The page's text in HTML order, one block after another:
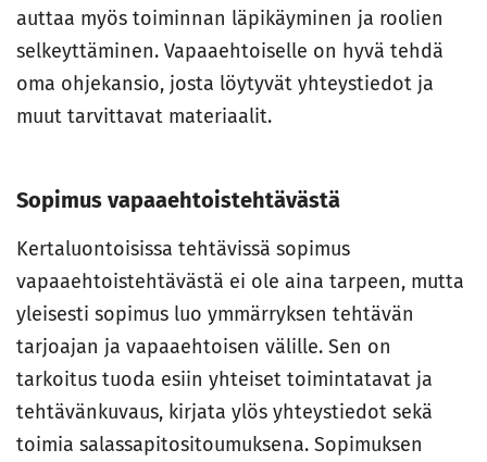
auttaa myös toiminnan läpikäyminen ja roolien
selkeyttäminen. Vapaaehtoiselle on hyvä tehdä
oma ohjekansio, josta löytyvät yhteystiedot ja
muut tarvittavat materiaalit.
Sopimus vapaaehtoistehtävästä
Kertaluontoisissa tehtävissä sopimus
vapaaehtoistehtävästä ei ole aina tarpeen, mutta
yleisesti sopimus luo ymmärryksen tehtävän
tarjoajan ja vapaaehtoisen välille. Sen on
tarkoitus tuoda esiin yhteiset toimintatavat ja
tehtävänkuvaus, kirjata ylös yhteystiedot sekä
toimia salassapitositoumuksena. Sopimuksen